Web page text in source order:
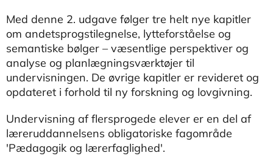
Med denne 2. udgave følger tre helt nye kapitler
om andetsprogstilegnelse, lytteforståelse og
semantiske bølger – væsentlige perspektiver og
analyse og planlægningsværktøjer til
undervisningen. De øvrige kapitler er revideret og
opdateret i forhold til ny forskning og lovgivning.
Undervisning af flersprogede elever er en del af
læreruddannelsens obligatoriske fagområde
'Pædagogik og lærerfaglighed'.